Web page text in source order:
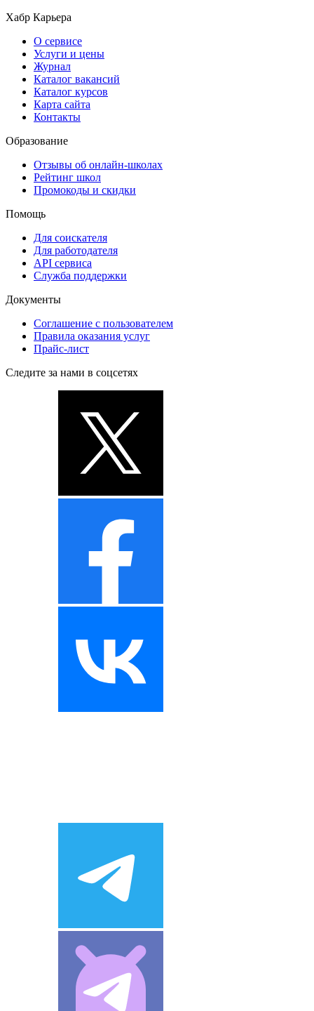
Хабр Карьера
О сервисе
Услуги и цены
Журнал
Каталог вакансий
Каталог курсов
Карта сайта
Контакты
Образование
Отзывы об онлайн-школах
Рейтинг школ
Промокоды и скидки
Помощь
Для соискателя
Для работодателя
API сервиса
Служба поддержки
Документы
Соглашение с пользователем
Правила оказания услуг
Прайс-лист
Следите за нами в соцсетях